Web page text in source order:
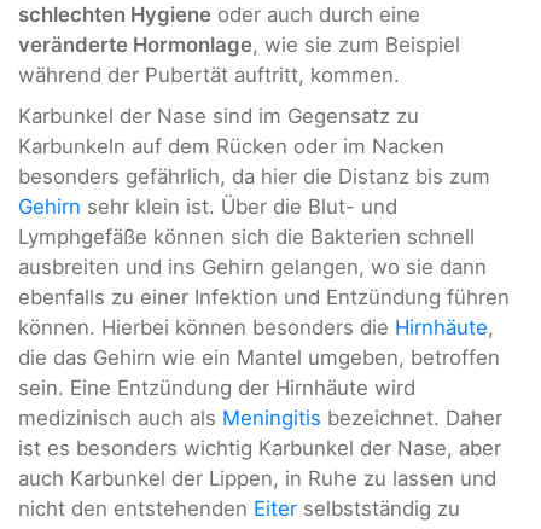
schlechten Hygiene oder auch durch eine
veränderte Hormonlage, wie sie zum Beispiel
während der Pubertät auftritt, kommen.
Karbunkel der Nase sind im Gegensatz zu
Karbunkeln auf dem Rücken oder im Nacken
besonders gefährlich, da hier die Distanz bis zum
Gehirn sehr klein ist. Über die Blut- und
Lymphgefäße können sich die Bakterien schnell
ausbreiten und ins Gehirn gelangen, wo sie dann
ebenfalls zu einer Infektion und Entzündung führen
können. Hierbei können besonders die Hirnhäute,
die das Gehirn wie ein Mantel umgeben, betroffen
sein. Eine Entzündung der Hirnhäute wird
medizinisch auch als Meningitis bezeichnet. Daher
ist es besonders wichtig Karbunkel der Nase, aber
auch Karbunkel der Lippen, in Ruhe zu lassen und
nicht den entstehenden Eiter selbstständig zu